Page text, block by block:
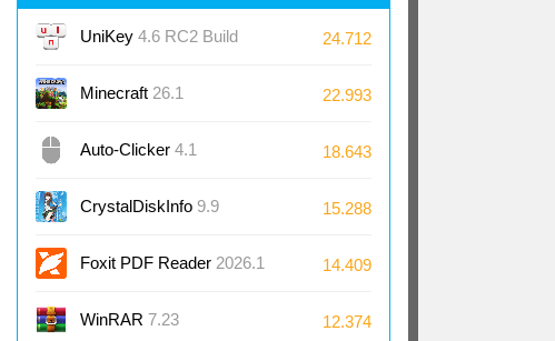
UniKey 4.6 RC2 Build
230919
24.712
Minecraft 26.1 22.993
Auto-Clicker 4.1 18.643
CrystalDiskInfo 9.9 15.288
Foxit PDF Reader 2026.1 14.409
WinRAR 7.23 12.374